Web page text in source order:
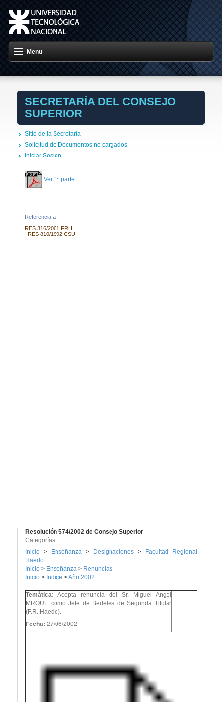
Menu
SECRETARÍA DEL CONSEJO
SUPERIOR
Sitio de la Secretaría
Solicitud de Documentos no cargados
Iniciar Sesión
Ver 1ª parte
Resolución 574/2002 de Consejo Superior
Categorías
Inicio > Enseñanza > Designaciones >
Facultad Regional
Haedo
Inicio > Enseñanza > Renuncias
Inicio > Indice >Año 2002
Temática: Acepta renuncia del Sr. Miguel Angel
MROUE como Jefe de Bedeles de Segunda Titular
(F.R. Haedo).
Fecha: 27/06/2002